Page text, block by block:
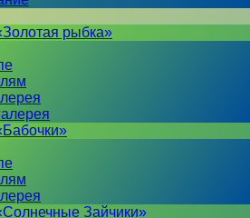
рыбка»
Зайчики»